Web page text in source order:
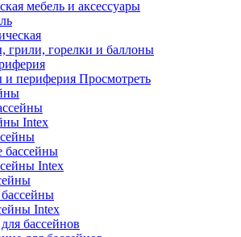
мебель и аксессуары
грили, горелки и баллоны
и периферия Просмотреть
Intex
бассейны
Intex
Intex
бассейнов